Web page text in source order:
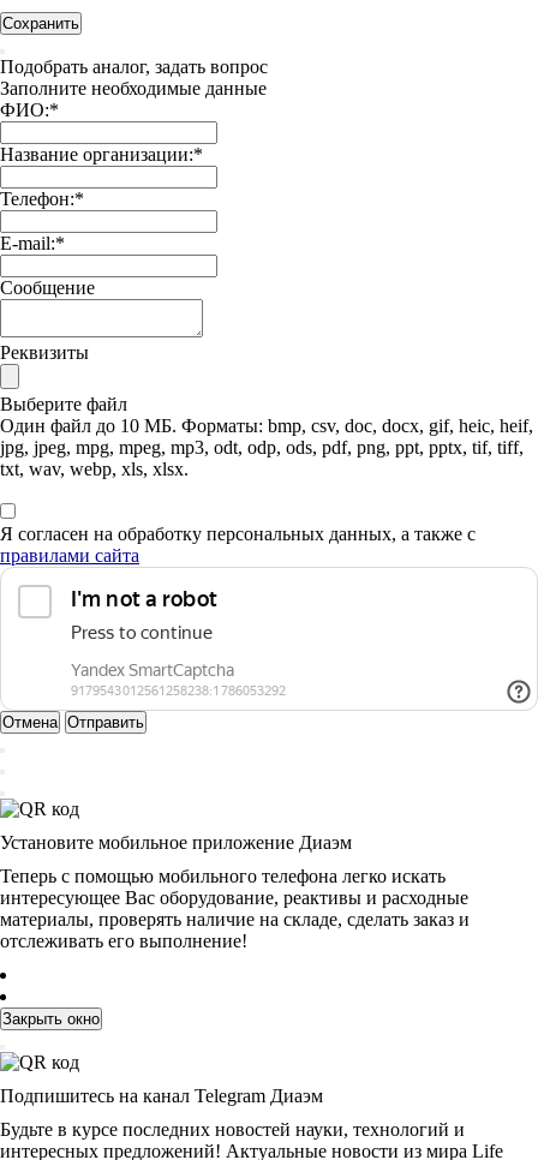
Сохранить
Подобрать аналог, задать вопрос
Заполните необходимые данные
ФИО:*
Название организации:*
Телефон:*
E-mail:*
Сообщение
Реквизиты
Выберите файл
Один файл до 10 МБ. Форматы: bmp, csv, doc, docx, gif, heic, heif,
jpg, jpeg, mpg, mpeg, mp3, odt, odp, ods, pdf, png, ppt, pptx, tif, tiff,
txt, wav, webp, xls, xlsx.
Я согласен на обработку персональных данных, а также с
правилами сайта
Отмена Отправить
Установите мобильное приложение Диаэм
Теперь с помощью мобильного телефона легко искать
интересующее Вас оборудование, реактивы и расходные
материалы, проверять наличие на складе, сделать заказ и
отслеживать его выполнение!
Закрыть окно
Подпишитесь на канал Telegram Диаэм
Будьте в курсе последних новостей науки, технологий и
интересных предложений! Актуальные новости из мира Life